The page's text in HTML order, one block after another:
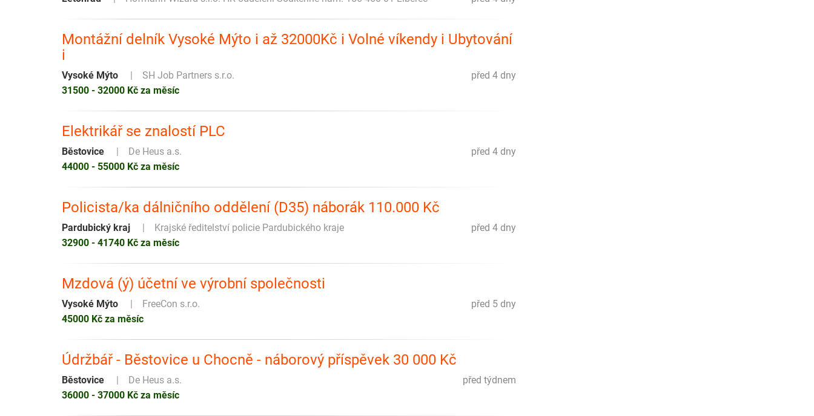
Montážní delník Vysoké Mýto i až 32000Kč i Volné víkendy i Ubytování
i
před 4 dny
Vysoké Mýto
SH Job Partners s.r.o.
31500 - 32000 Kč za měsíc
Elektrikář se znalostí PLC
před 4 dny
Běstovice
De Heus a.s.
44000 - 55000 Kč za měsíc
Policista/ka dálničního oddělení (D35) náborák 110.000 Kč
před 4 dny
Pardubický kraj
Krajské ředitelství policie Pardubického kraje
32900 - 41740 Kč za měsíc
Mzdová (ý) účetní ve výrobní společnosti
před 5 dny
Vysoké Mýto
FreeCon s.r.o.
45000 Kč za měsíc
Údržbář - Běstovice u Chocně - náborový příspěvek 30 000 Kč
před týdnem
Běstovice
De Heus a.s.
36000 - 37000 Kč za měsíc